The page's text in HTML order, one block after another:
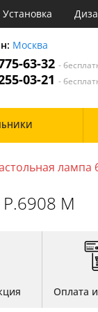
Установка
Москва
63-32-
03-21-
Золото
Дизайн/
Шары
лампа
M
Оплата